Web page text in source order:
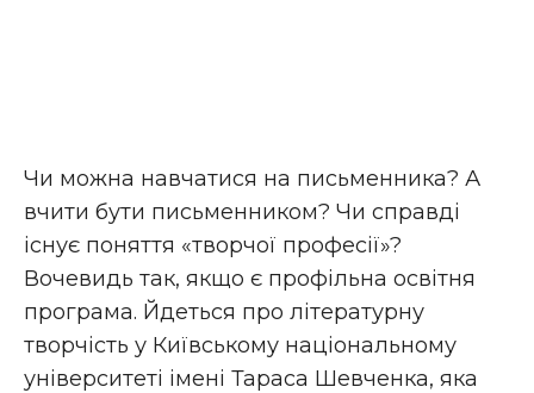
Чи можна навчатися на письменника? А
вчити бути письменником? Чи справді
існує поняття «творчої професії»?
Вочевидь так, якщо є профільна освітня
програма. Йдеться про літературну
творчість у Київському національному
університеті імені Тараса Шевченка, яка